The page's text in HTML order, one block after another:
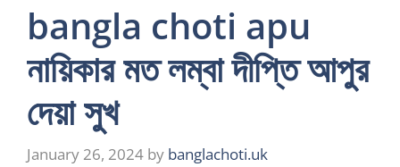
bangla choti apu
নায়িকার মত লম্বা দীপ্তি আপুর
দেয়া সুখ
January 26, 2024 by banglachoti.uk